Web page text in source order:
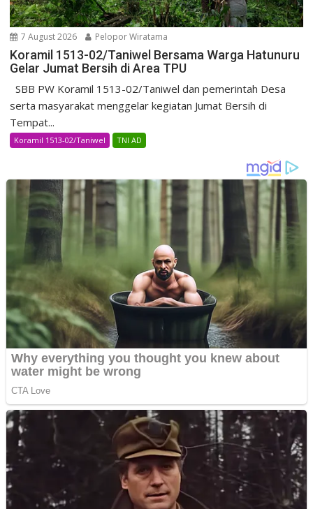
7 August 2026 Pelopor Wiratama
Koramil 1513-02/Taniwel Bersama Warga Hatunuru
Gelar Jumat Bersih di Area TPU
SBB PW Koramil 1513-02/Taniwel dan pemerintah Desa
serta masyarakat menggelar kegiatan Jumat Bersih di
Tempat...
Koramil 1513-02/Taniwel TNI AD